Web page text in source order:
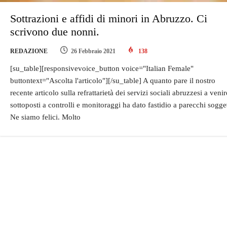
Sottrazioni e affidi di minori in Abruzzo. Ci
scrivono due nonni.
REDAZIONE 26 Febbraio 2021 138
[su_table][responsivevoice_button voice="Italian Female"
buttontext="Ascolta l'articolo"][/su_table] A quanto pare il nostro
recente articolo sulla refrattarietà dei servizi sociali abruzzesi a
sottoposti a controlli e monitoraggi ha dato fastidio a parecchi
Ne siamo felici. Molto